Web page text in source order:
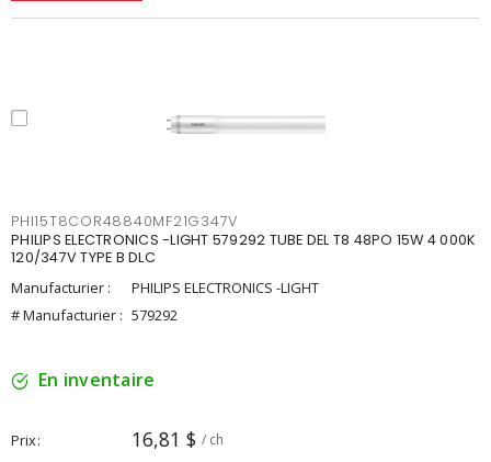
PHI15T8COR48840MF21G347V
PHILIPS ELECTRONICS -LIGHT 579292 TUBE DEL T8 48PO 15W 4 000K
120/347V TYPE B DLC
Manufacturier :
PHILIPS ELECTRONICS -LIGHT
# Manufacturier : 579292
En inventaire
Prix 16,81 $ / ch